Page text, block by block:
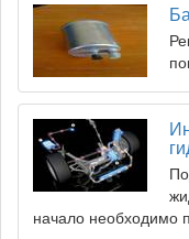
начало необходимо